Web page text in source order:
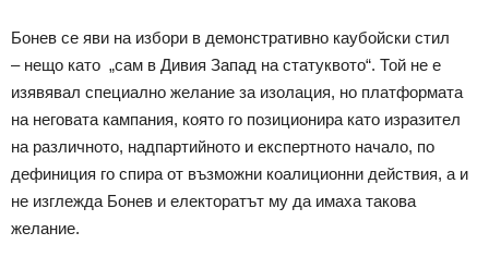
Бонев се яви на избори в демонстративно каубойски стил
– нещо като „сам в Дивия Запад на статуквото“. Той не е
изявявал специално желание за изолация, но платформата
на неговата кампания, която го позиционира като изразител
на различното, надпартийното и експертното начало, по
дефиниция го спира от възможни коалиционни действия, а и
не изглежда Бонев и електоратът му да имаха такова
желание.